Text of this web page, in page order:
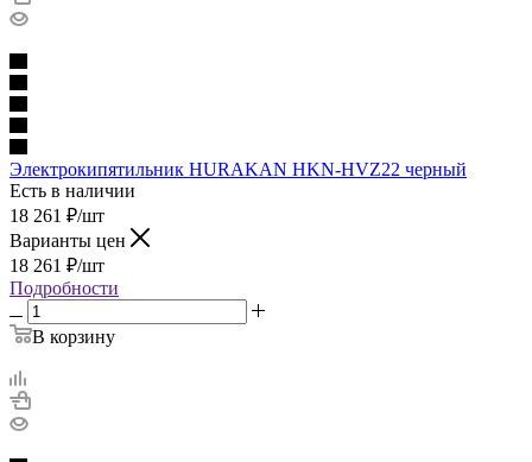
Электрокипятильник HURAKAN HKN-HVZ22 черный
Есть в наличии
18 261 ₽/шт
Варианты цен
18 261 ₽/шт
Подробности
В корзину